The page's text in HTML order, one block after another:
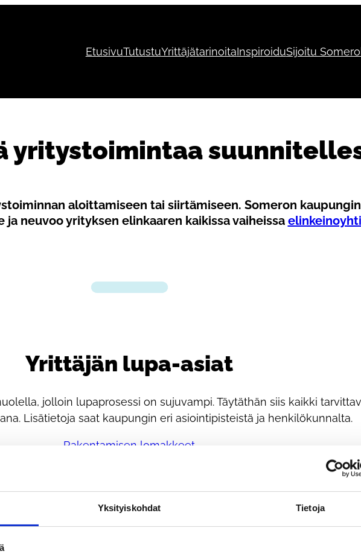
Yksityiskohdat Tietoja
EtusivuTutustuYrittäjätarinoitaInspiroiduSijoitu
yritystoimintaa
aloittamiseen tai siirtämiseen. Someron
neuvoo yrityksen elinkaaren kaikissa vaiheissa
Yrittäjän lupa-asiat
jolloin lupaprosessi on sujuvampi. Täytäthän siis kaikki
Lisätietoja saat kaupungin eri asiointipisteistä ja henkilökunnalta.
Rakentamisen lomakkeet
Tapahtumaluvat
Elintarvikeluvat
Talous- ja kaivovesi
mukaisen toiminnan aloittaminen